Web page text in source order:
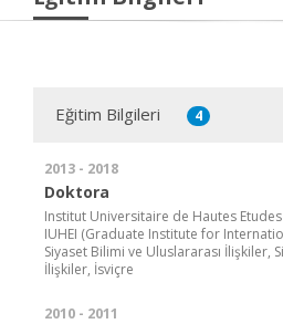
Eğitim Bilgileri 4
2013 - 2018
Doktora
Institut Universitaire de Hautes
IUHEI (Graduate Institute for
Siyaset Bilimi ve Uluslararası İlişkiler,
İlişkiler, İsviçre
2010 - 2011